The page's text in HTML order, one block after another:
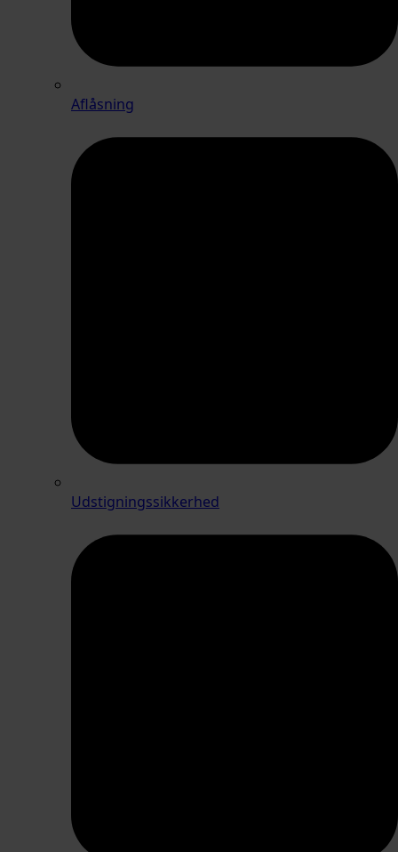
Aflåsning
Udstigningssikkerhed